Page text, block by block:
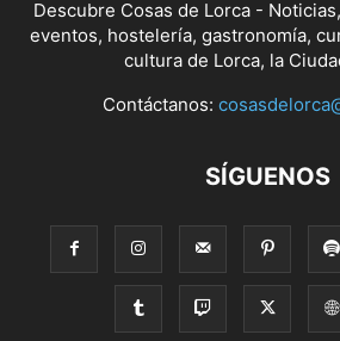
Descubre Cosas de Lorca -
eventos, hostelería, gastronomía,
cultura de Lorca, la
Contáctanos:
SÍGUENOS